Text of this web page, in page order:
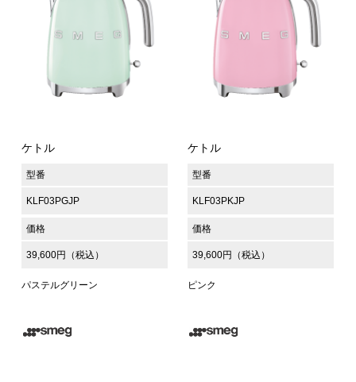
ケトル
型番
KLF03PGJP
価格
39,600円（税込）
パステルグリーン
ケトル
型番
KLF03PKJP
価格
39,600円（税込）
ピンク